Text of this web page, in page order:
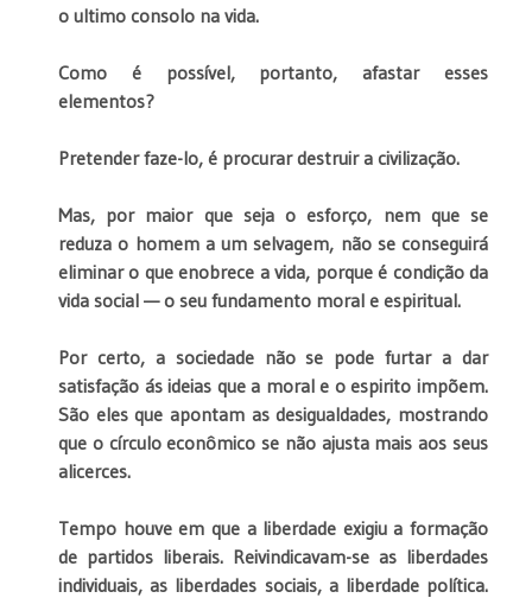
o ultimo consolo na vida.
Como é possível, portanto, afastar esses
elementos?
Pretender faze-lo, é procurar destruir a civilização.
Mas, por maior que seja o esforço, nem que se
reduza o homem a um selvagem, não se conseguirá
eliminar o que enobrece a vida, porque é condição da
vida social — o seu fundamento moral e espiritual.
Por certo, a sociedade não se pode furtar a dar
satisfação ás ideias que a moral e o espirito impõem.
São eles que apontam as desigualdades, mostrando
que o círculo econômico se não ajusta mais aos seus
alicerces.
Tempo houve em que a liberdade exigiu a formação
de partidos liberais. Reivindicavam-se as liberdades
individuais, as liberdades sociais, a liberdade política.